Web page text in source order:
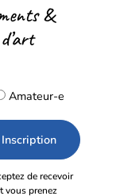
&
Amateur-e
de recevoir
vous prenez